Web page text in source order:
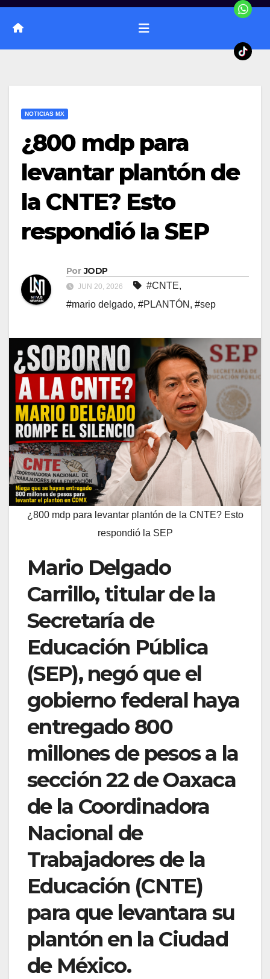
NOTICIAS MX
¿800 mdp para
levantar plantón de
la CNTE? Esto
respondió la SEP
Por JODP
JUN 20, 2026 #CNTE,
#mario delgado, #PLANTÓN , #sep
¿800 mdp para levantar plantón de la CNTE? Esto
respondió la SEP
Mario Delgado
Carrillo, titular de la
Secretaría de
Educación Pública
(SEP), negó que el
gobierno federal haya
entregado 800
millones de pesos a la
sección 22 de Oaxaca
de la Coordinadora
Nacional de
Trabajadores de la
Educación (CNTE)
para que levantara su
plantón en la Ciudad
de México.